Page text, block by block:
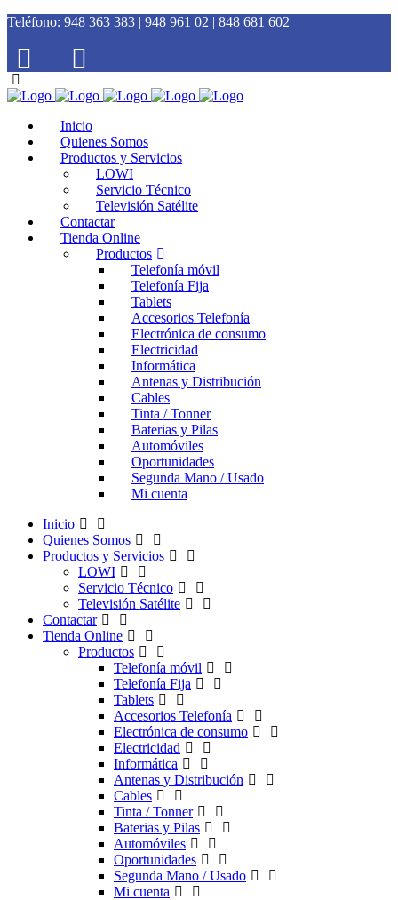
Teléfono: 948 363 383 | 948 961 02 | 848 681 602
Inicio
Quienes Somos
Productos y Servicios
LOWI
Servicio Técnico
Televisión Satélite
Contactar
Tienda Online
Productos
Telefonía móvil
Telefonía Fija
Tablets
Accesorios Telefonía
Electrónica de consumo
Electricidad
Informática
Antenas y Distribución
Cables
Tinta / Tonner
Baterias y Pilas
Automóviles
Oportunidades
Segunda Mano / Usado
Mi cuenta
Inicio
Quienes Somos
Productos y Servicios
LOWI
Servicio Técnico
Televisión Satélite
Contactar
Tienda Online
Productos
Telefonía móvil
Telefonía Fija
Tablets
Accesorios Telefonía
Electrónica de consumo
Electricidad
Informática
Antenas y Distribución
Cables
Tinta / Tonner
Baterias y Pilas
Automóviles
Oportunidades
Segunda Mano / Usado
Mi cuenta